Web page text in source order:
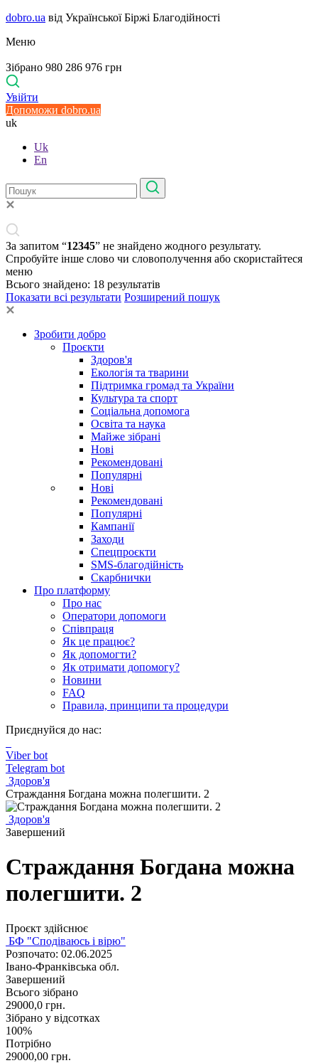
dobro.ua від Української Біржі Благодійності
Меню
Зібрано 980 286 976 грн
Увійти
Допоможи dobro.ua
uk
Uk
En
За запитом “12345” не знайдено жодного результату.
Спробуйте інше слово чи словополучення або скористайтеся
меню
Всього знайдено: 18 результатів
Показати всі результати Розширений пошук
Зробити добро
Проєкти
Здоров'я
Екологія та тварини
Підтримка громад та України
Культура та спорт
Соціальна допомога
Освіта та наука
Майже зібрані
Нові
Рекомендовані
Популярні
Нові
Рекомендовані
Популярні
Кампанії
Заходи
Спецпроєкти
SMS-благодійність
Скарбнички
Про платформу
Про нас
Оператори допомоги
Співпраця
Як це працює?
Як допомогти?
Як отримати допомогу?
Новини
FAQ
Правила, принципи та процедури
Приєднуйся до нас:
Viber bot
Telegram bot
Здоров'я
Страждання Богдана можна полегшити. 2
Здоров'я
Завершений
Страждання Богдана можна
полегшити. 2
Проєкт здійснює
БФ "Сподіваюсь і вірю"
Розпочато: 02.06.2025
Івано-Франківська обл.
Завершений
Всього зібрано
29000,0 грн.
Зібрано у відсотках
100%
Потрібно
29000,00 грн.